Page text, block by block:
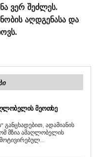
ვერ შეძლეს.
აღდგენასა და
ᲛᲔᲝᲗᲮᲔ
განცხადებით, ადამიანის
მზია ამაღლობელის